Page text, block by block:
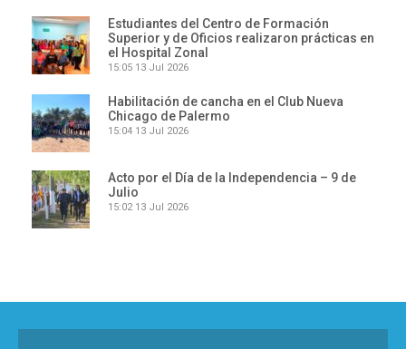
Estudiantes del Centro de Formación
Superior y de Oficios realizaron prácticas en
el Hospital Zonal
15:05 13 Jul 2026
Habilitación de cancha en el Club Nueva
Chicago de Palermo
15:04 13 Jul 2026
Acto por el Día de la Independencia – 9 de
Julio
15:02 13 Jul 2026